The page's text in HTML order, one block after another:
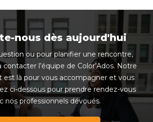
nous dès aujourd'hui
ou pour planifier une rencontre,
contacter l’équipe de Color’Ados. Notre
est là pour vous accompagner et vous
ci-dessous pour prendre rendez-vous
nos professionnels dévoués.